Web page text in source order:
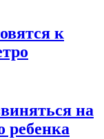
к
на
ребенка